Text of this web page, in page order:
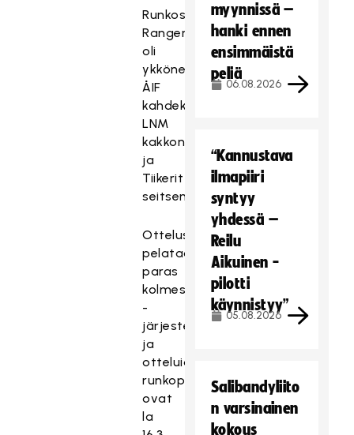
Runkosarjassa
Rangers
oli
ykkönen,
ÅIF
kahdeksas,
LNM
kakkonen
ja
Tiikerit
seitsemäs.
Ottelusarjat
pelataan
paras
kolmesta
-
järjestelmällä,
ja
otteluiden
runkopelipäivät
ovat
la
myynnissä –
hanki ennen
ensimmäistä
peliä
06.08.2026
“Kannustava
ilmapiiri
syntyy
yhdessä –
Reilu
Aikuinen -
pilotti
käynnistyy”
05.08.2026
Salibandyliito
n varsinainen
kokous